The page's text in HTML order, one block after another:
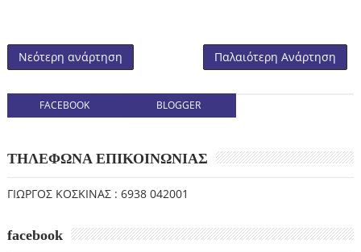
Νεότερη ανάρτηση Παλαιότερη Ανάρτηση
FACEBOOK BLOGGER
ΤΗΛΕΦΩΝΑ ΕΠΙΚΟΙΝΩΝΙΑΣ
ΓΙΩΡΓΟΣ ΚΟΣΚΙΝΑΣ : 6938 042001
facebook